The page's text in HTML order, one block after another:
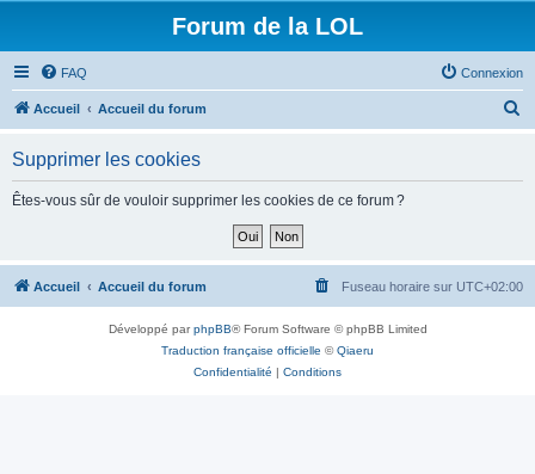
Forum de la LOL
FAQ Connexion
Accueil Accueil du forum
h
Supprimer les cookies
Êtes-vous sûr de vouloir supprimer les cookies de ce forum ?
Accueil Accueil du forum Fuseau horaire sur UTC+02:00
Développé parphpBB® Forum Software © phpBB Limited
Traduction française officielle ©Qiaeru
Confidentialité | Conditions